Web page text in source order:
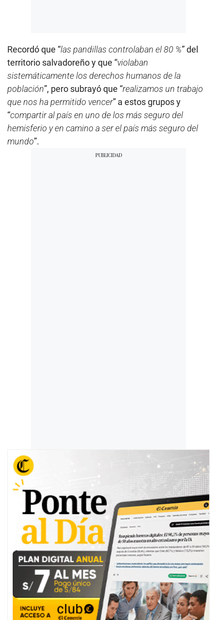
Recordó que “las pandillas controlaban el 80 %” del
territorio salvadoreño y que “violaban
sistemáticamente los derechos humanos de la
población”, pero subrayó que “realizamos un trabajo
que nos ha permitido vencer” a estos grupos y
“compartir al país en uno de los más seguro del
hemisferio y en camino a ser el país más seguro del
mundo”.